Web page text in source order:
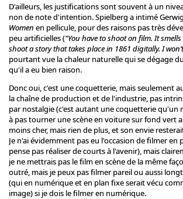
D'ailleurs, les justifications sont souvent à un
non de note d'intention. Spielberg a intimé
Women en pellicule, pour des raisons pas très
peu artificielles ("You have to shoot on film. It
shoot a story that takes place in 1861 digitally. I
pourtant vue la chaleur naturelle qui se dégage
qu'il a eu bien raison.
Donc oui, c'est une coquetterie, mais seulement
la chaîne de production et de l'industrie, pas
par nostalgie (c'est autant une coquetterie qu'un
à pas tourner une scène en voiture sur fond vert
moins cher, mais rien de plus, et son envie
Je n'ai évidemment pas eu l'occasion de filmer en
pense pas réaliser de courts à l'avenir), mais
je ne mettrais pas le film en scène de la même
outré, mais je peux pas filmer pareil ou aussi
(qui en numérique et en plan fixe serait vécu
image) si je dois le filmer en numérique.